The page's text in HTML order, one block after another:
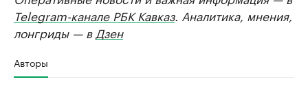
Telegram-канале РБК Кавказ. Аналитика, мнения,
лонгриды — в Дзен
Авторы